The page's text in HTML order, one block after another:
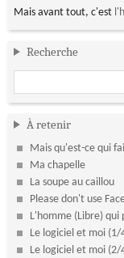
Mais avant tout, c'est
Recherche
À retenir
Mais qu'est-ce qui
Ma chapelle
La soupe au caillou
Please don't use
L'homme (Libre) qui
Le logiciel et moi
Le logiciel et moi